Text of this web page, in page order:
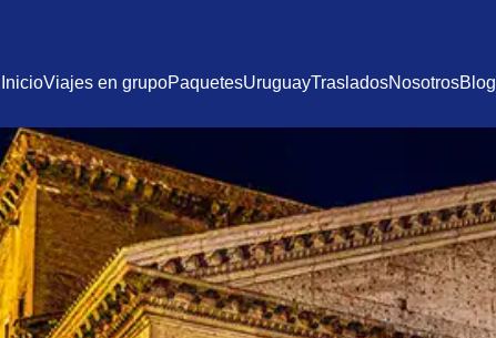
InicioViajes en grupoPaquetesUruguayTrasladosNosotrosBlog